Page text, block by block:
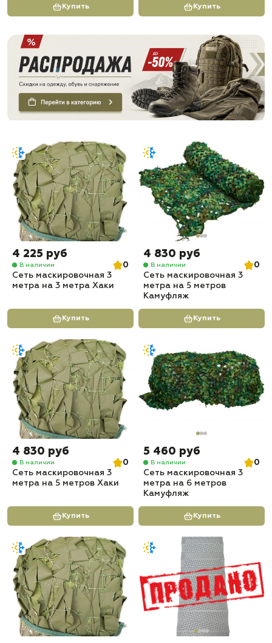
Купить Купить
4 225 руб
В наличии
0
Сеть маскировочная 3
метра на 3 метра Хаки
Купить
4 830 руб
В наличии
0
Сеть маскировочная 3
метра на 5 метров
Камуфляж
Купить
4 830 руб
В наличии
0
Сеть маскировочная 3
метра на 5 метров Хаки
Купить
5 460 руб
В наличии
0
Сеть маскировочная 3
метра на 6 метров
Камуфляж
Купить